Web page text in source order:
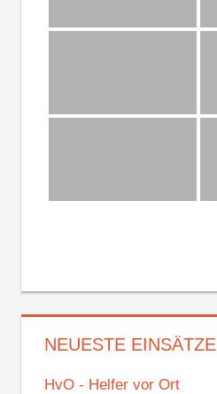
NEUESTE EINSÄTZE
HvO - Helfer vor Ort